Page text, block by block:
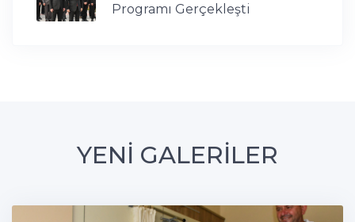
Programı Gerçekleşti
YENİ GALERİLER